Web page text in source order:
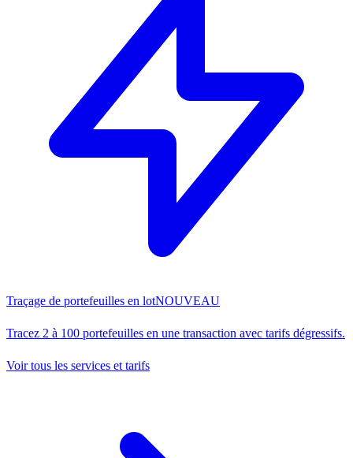
Traçage de portefeuilles en lotNOUVEAU
Tracez 2 à 100 portefeuilles en une transaction avec tarifs dégressifs.
Voir tous les services et tarifs